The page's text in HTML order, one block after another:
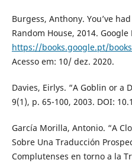
Burgess, Anthony. You’ve
Random House, 2014.
https://books.google.pt/
Acesso em: 10/ dez. 2020.
Davies, Eirlys. “A Goblin or a
9(1), p. 65-100, 2003. DOI:
García Morilla, Antonio. “A
Sobre Una Traducción
Complutenses en torno a la